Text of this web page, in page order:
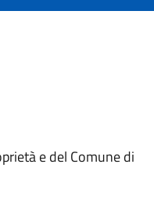
e del Comune di